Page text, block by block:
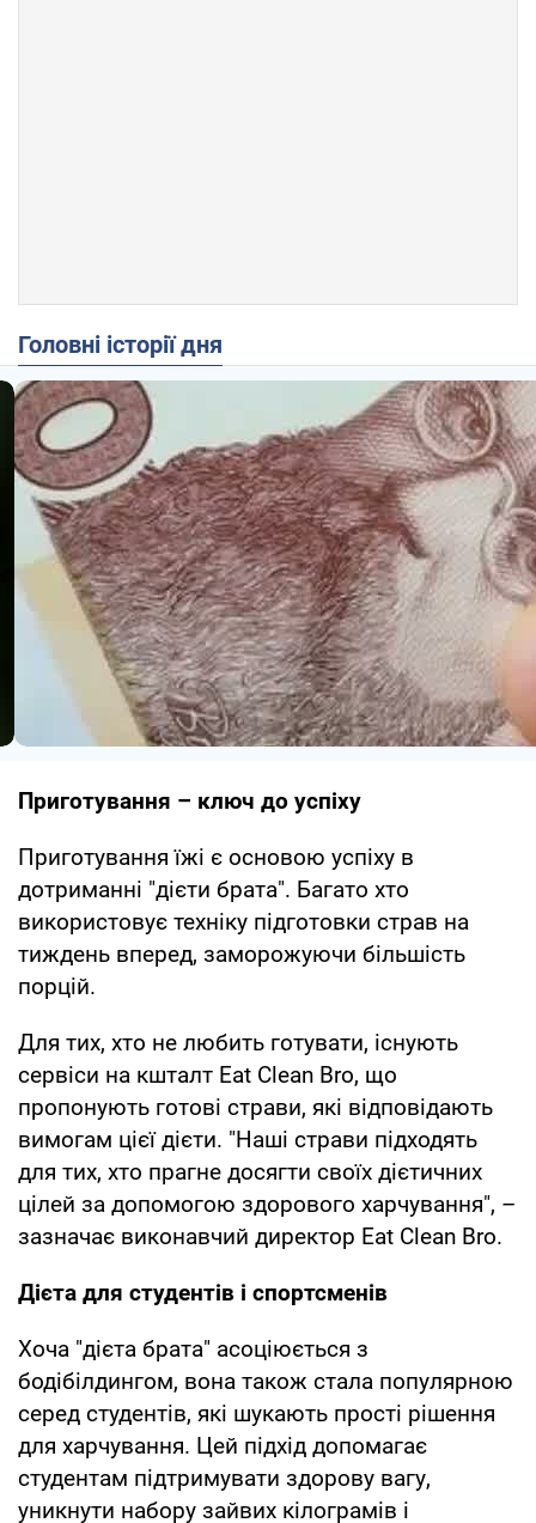
Головні історії дня
Приготування – ключ до успіху
Приготування їжі є основою успіху в
дотриманні "дієти брата". Багато хто
використовує техніку підготовки страв на
тиждень вперед, заморожуючи більшість
порцій.
Для тих, хто не любить готувати, існують
сервіси на кшталт Eat Clean Bro, що
пропонують готові страви, які відповідають
вимогам цієї дієти. "Наші страви підходять
для тих, хто прагне досягти своїх дієтичних
цілей за допомогою здорового харчування", –
зазначає виконавчий директор Eat Clean Bro.
Дієта для студентів і спортсменів
Хоча "дієта брата" асоціюється з
бодібілдингом, вона також стала популярною
серед студентів, які шукають прості рішення
для харчування. Цей підхід допомагає
студентам підтримувати здорову вагу,
уникнути набору зайвих кілограмів і